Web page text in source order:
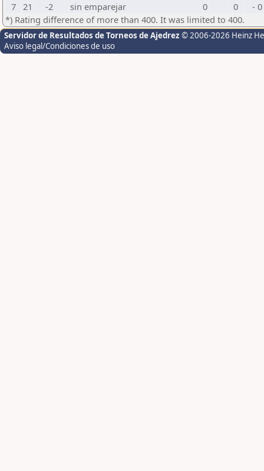
7 21 -2 sin emparejar 0 0
- 0
*) Rating difference of more than 400. It was limited to 400.
Servidor de Resultados de Torneos de Ajedrez © 2006-2026 Heinz
Aviso legal/Condiciones de uso